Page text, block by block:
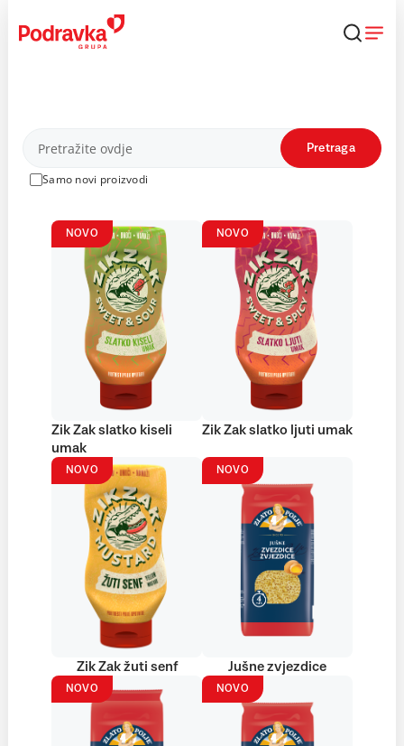
content
Proizvodi
Samo novi proizvodi
Pretraga
NOVO
Zik Zak slatko kiseli
umak
NOVO
Zik Zak slatko ljuti umak
NOVO
Zik Zak žuti senf
NOVO
Jušne zvjezdice
NOVO NOVO